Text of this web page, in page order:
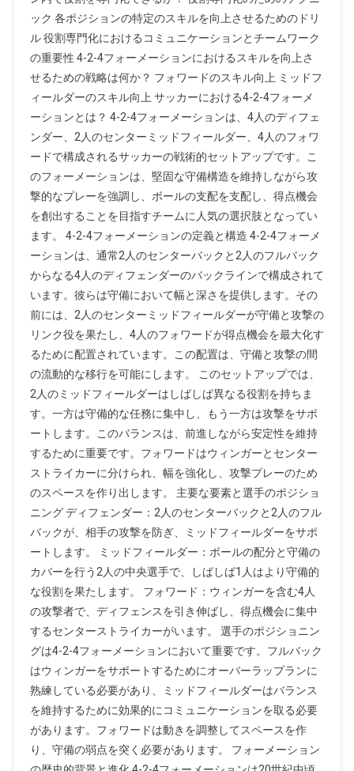
割
の
専
門
化、
ス
キ
ル
の
向
上
ック 各ポジションの特定のスキルを向上させるためのドリ
ル 役割専門化におけるコミュニケーションとチームワーク
の重要性 4-2-4フォーメーションにおけるスキルを向上さ
せるための戦略は何か？ フォワードのスキル向上 ミッドフ
ィールダーのスキル向上 サッカーにおける4-2-4フォーメ
ーションとは？ 4-2-4フォーメーションは、4人のディフェ
ンダー、2人のセンターミッドフィールダー、4人のフォワ
ードで構成されるサッカーの戦術的セットアップです。こ
のフォーメーションは、堅固な守備構造を維持しながら攻
撃的なプレーを強調し、ボールの支配を支配し、得点機会
を創出することを目指すチームに人気の選択肢となってい
ます。 4-2-4フォーメーションの定義と構造 4-2-4フォーメ
ーションは、通常2人のセンターバックと2人のフルバック
からなる4人のディフェンダーのバックラインで構成されて
います。彼らは守備において幅と深さを提供します。その
前には、2人のセンターミッドフィールダーが守備と攻撃の
リンク役を果たし、4人のフォワードが得点機会を最大化す
るために配置されています。この配置は、守備と攻撃の間
の流動的な移行を可能にします。 このセットアップでは、
2人のミッドフィールダーはしばしば異なる役割を持ちま
す。一方は守備的な任務に集中し、もう一方は攻撃をサポ
ートします。このバランスは、前進しながら安定性を維持
するために重要です。フォワードはウィンガーとセンター
ストライカーに分けられ、幅を強化し、攻撃プレーのため
のスペースを作り出します。 主要な要素と選手のポジショ
ニング ディフェンダー：2人のセンターバックと2人のフル
バックが、相手の攻撃を防ぎ、ミッドフィールダーをサポ
ートします。 ミッドフィールダー：ボールの配分と守備の
カバーを行う2人の中央選手で、しばしば1人はより守備的
な役割を果たします。 フォワード：ウィンガーを含む4人
の攻撃者で、ディフェンスを引き伸ばし、得点機会に集中
するセンターストライカーがいます。 選手のポジショニン
グは4-2-4フォーメーションにおいて重要です。フルバック
はウィンガーをサポートするためにオーバーラップランに
熟練している必要があり、ミッドフィールダーはバランス
を維持するために効果的にコミュニケーションを取る必要
があります。フォワードは動きを調整してスペースを作
り、守備の弱点を突く必要があります。 フォーメーション